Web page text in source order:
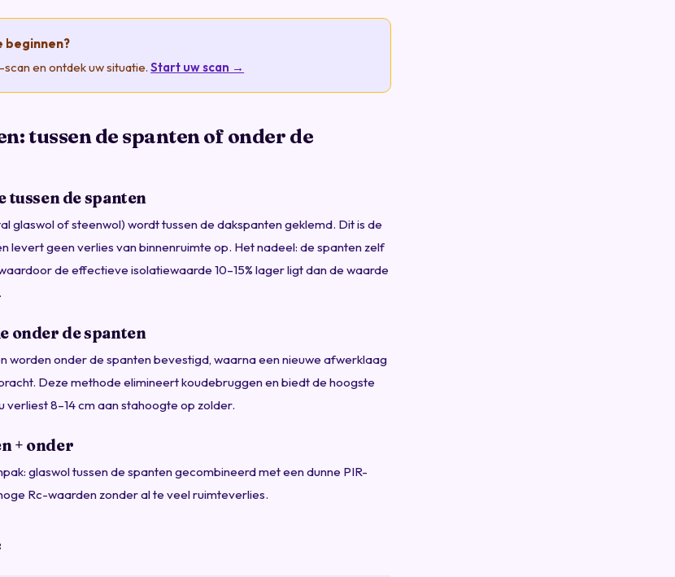
beginnen?
en ontdek uw situatie.Start uw scan →
tussen de spanten of onder de
tussen de spanten
glaswol of steenwol) wordt tussen de dakspanten geklemd. Dit is de
levert geen verlies van binnenruimte op. Het nadeel: de spanten zelf
de effectieve isolatiewaarde 10–15% lager ligt dan de waarde
onder de spanten
worden onder de spanten bevestigd, waarna een nieuwe afwerklaag
Deze methode elimineert koudebruggen en biedt de hoogste
verliest 8–14 cm aan stahoogte op zolder.
+ onder
glaswol tussen de spanten gecombineerd met een dunne PIR-
Rc-waarden zonder al te veel ruimteverlies.